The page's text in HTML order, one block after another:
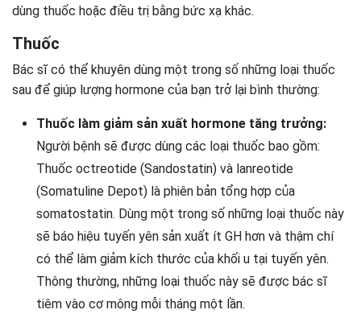
dùng thuốc hoặc điều trị bằng bức xạ khác.
Thuốc
Bác sĩ có thể khuyên dùng một trong số những loại thuốc
sau để giúp lượng hormone của bạn trở lại bình thường:
Thuốc làm giảm sản xuất hormone tăng trưởng:
Người bệnh sẽ được dùng các loại thuốc bao gồm:
Thuốc octreotide (Sandostatin) và lanreotide
(Somatuline Depot) là phiên bản tổng hợp của
somatostatin. Dùng một trong số những loại thuốc này
sẽ báo hiệu tuyến yên sản xuất ít GH hơn và thậm chí
có thể làm giảm kích thước của khối u tại tuyến yên.
Thông thường, những loại thuốc này sẽ được bác sĩ
tiêm vào cơ mông mỗi tháng một lần.